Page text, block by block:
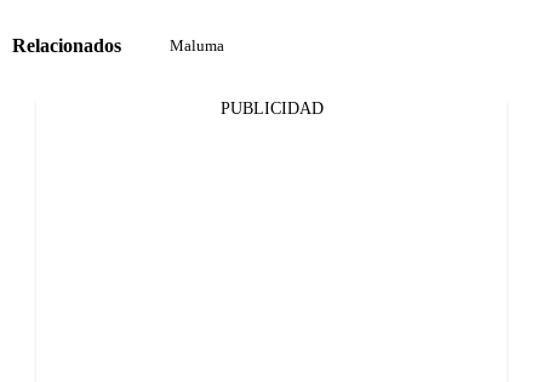
Relacionados Maluma
PUBLICIDAD